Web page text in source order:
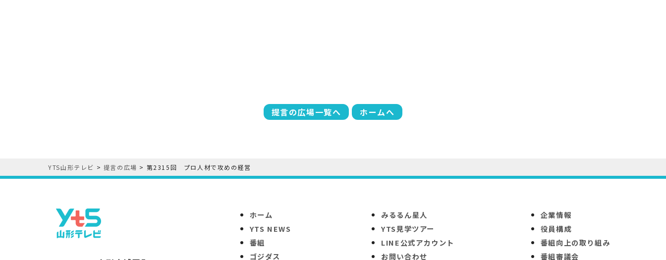
提言の広場一覧へ ホームへ
YTS山形テレビ > 提言の広場 > 第2315回 プロ人材で攻めの経営
ホーム
YTS NEWS
番組
ゴジダス
みるるん星人
YTS見学ツアー
LINE公式アカウント
お問い合わせ
企業情報
役員構成
番組向上の取り組み
番組審議会